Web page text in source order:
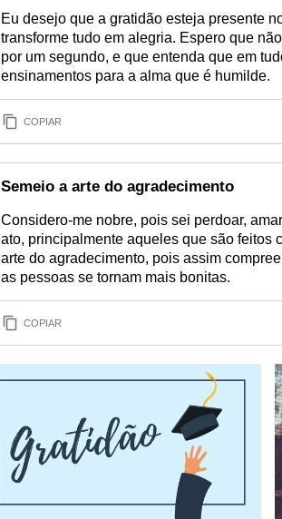
Eu desejo que a gratidão esteja presente
transforme tudo em alegria. Espero que
por um segundo, e que entenda que em
ensinamentos para a alma que é humilde.
COPIAR
Semeio a arte do agradecimento
Considero-me nobre, pois sei perdoar,
ato, principalmente aqueles que são feitos
arte do agradecimento, pois assim
as pessoas se tornam mais bonitas.
COPIAR